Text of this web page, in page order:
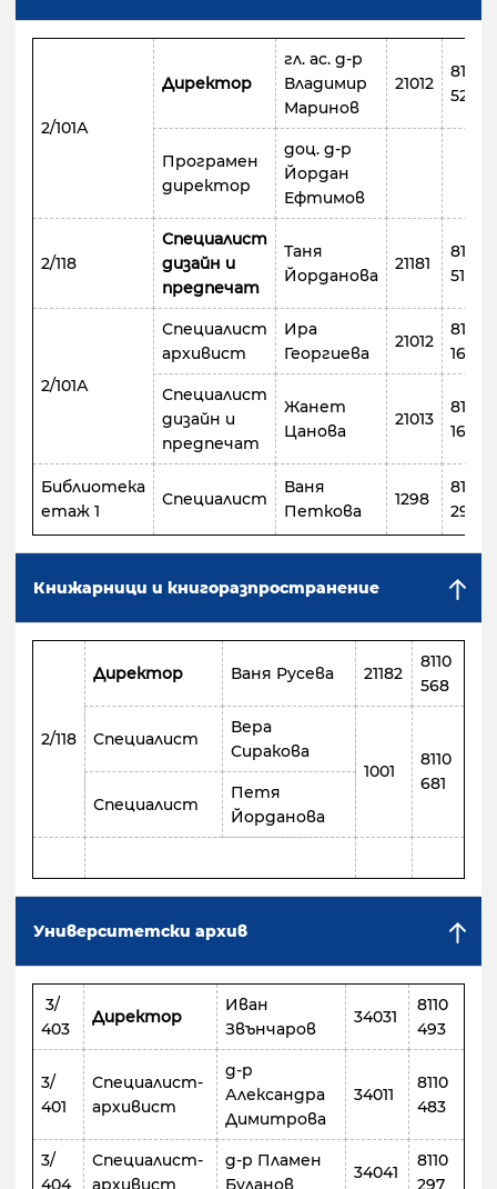
2/101А
Директор
гл. ас. д-р
Владимир
Маринов
21012
8110
521
Програмен
директор
доц. д-р
Йордан
Ефтимов
2/118
Специалист
дизайн и
предпечат
Таня
Йорданова
21181
8110
518
2/101А
Специалист
архивист
Ира
Георгиева
21012
8110
165
Специалист
дизайн и
предпечат
Жанет
Цанова
21013
8110
166
Библиотека
етаж 1
Специалист
Ваня
Петкова
1298
8110
298
Книжарници и книгоразпространение
2/118
Директор Ваня Русева 21182
8110
568
Специалист
Вера
Сиракова
1001
8110
681
Специалист
Петя
Йорданова
Университетски архив
3/
403
Директор
Иван
Звънчаров
34031
8110
493
3/
401
Специалист-
архивист
д-р
Александра
Димитрова
34011
8110
483
3/
404
Специалист-
архивист
д-р Пламен
Буланов
34041
8110
297